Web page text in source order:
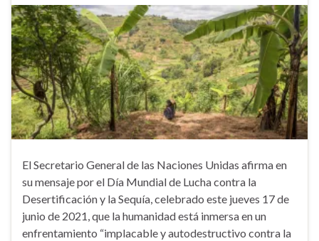
El Secretario General de las Naciones Unidas afirma en
su mensaje por el Día Mundial de Lucha contra la
Desertificación y la Sequía, celebrado este jueves 17 de
junio de 2021, que la humanidad está inmersa en un
enfrentamiento “implacable y autodestructivo contra la